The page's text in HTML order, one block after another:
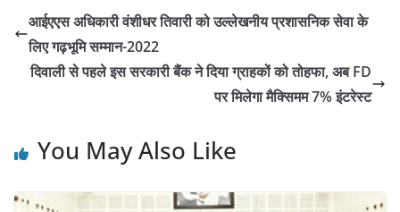
आईएएस अधिकारी वंशीधर तिवारी को उल्लेखनीय प्रशासनिक सेवा के
लिए गढ़भूमि सम्मान-2022
दिवाली से पहले इस सरकारी बैंक ने दिया ग्राहकों को तोहफा, अब FD
पर मिलेगा मैक्सिमम 7% इंटरेस्ट
You May Also Like